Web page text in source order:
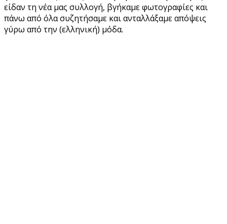
είδαν τη νέα μας συλλογή, βγήκαμε φωτογραφίες και
πάνω από όλα συζητήσαμε και ανταλλάξαμε απόψεις
γύρω από την (ελληνική) μόδα.